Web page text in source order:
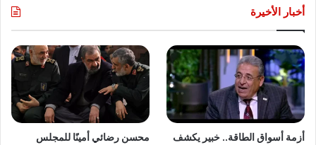
أخبار الأخيرة
أزمة أسواق الطاقة.. خبير يكشف
محسن رضائي أمينًا للمجلس